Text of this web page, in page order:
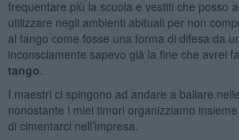
frequentare più la scuola e vestiti che posso
utilizzare negli ambienti abituali per non
al tango come fosse una forma di difesa da
inconsciamente sapevo già la fine che avrei
tango
I maestri ci spingono ad andare a ballare
nonostante i miei timori organizziamo
di cimentarci nell’impresa.